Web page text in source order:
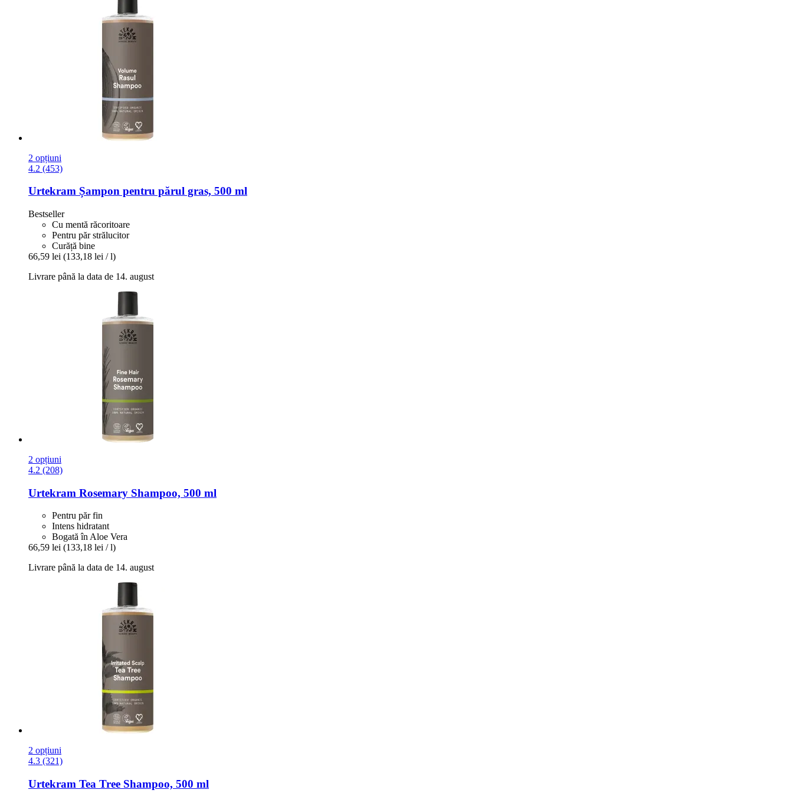
2 opțiuni
4.2 (453)
Urtekram Șampon pentru părul gras, 500 ml
Bestseller
Cu mentă răcoritoare
Pentru păr strălucitor
Curăță bine
66,59 lei (133,18 lei / l)
Livrare până la data de 14. august
2 opțiuni
4.2 (208)
Urtekram Rosemary Shampoo, 500 ml
Pentru păr fin
Intens hidratant
Bogată în Aloe Vera
66,59 lei (133,18 lei / l)
Livrare până la data de 14. august
2 opțiuni
4.3 (321)
Urtekram Tea Tree Shampoo, 500 ml